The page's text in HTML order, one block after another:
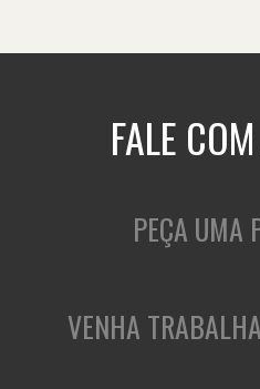
FALE
PEÇA UMA
VENHA